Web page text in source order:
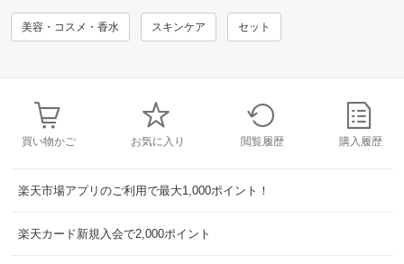
美容・コスメ・香水 スキンケア セット
買い物かご お気に入り 閲覧履歴 購入履歴
楽天市場アプリのご利用で最大1,000ポイント！
楽天カード新規入会で2,000ポイント